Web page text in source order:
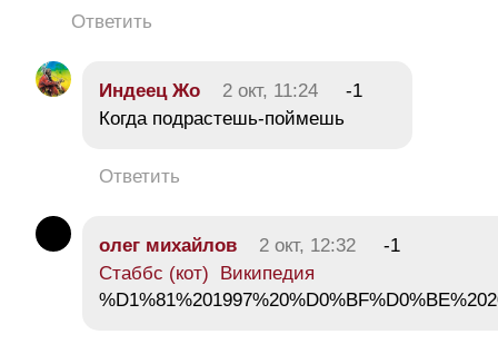
Ответить
Индеец Жо 2 окт, 11:24
-1
Когда подрастешь-поймешь
Ответить
олег михайлов 2 окт, 12:32
-1
Стаббс (кот) Википедия